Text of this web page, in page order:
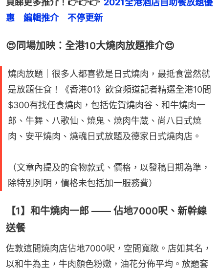
頁睇更多推介！👉👉👉 2021全港酒店自助餐放題優
惠　編輯推介　不停更新
😍同場加映：全港10大燒肉放題推介😍
燒肉放題｜很多人都喜歡是日式燒肉，最抵食當然就
是放題任食！《香港01》飲食頻道記者精選全港10間
$300有找任食燒肉，包括佐賀燒肉谷、和牛燒肉一
郎、牛舞、八歌仙、燒鬼、燒肉牛蔵、尚八日式燒
肉、安平燒肉、燒魂日式放題及德家日式燒肉店。
（文章內提及的食物款式、價格，以發稿日期為準，
除特別列明，價格未包括加一服務費）
【1】和牛燒肉一郎 —— 佔地7000呎、新幹線
送餐
佐敦這間燒肉店佔地7000呎，空間寬敞。店如其名，
以和牛為主，牛肉顏色粉嫩，油花分佈平均。放題套